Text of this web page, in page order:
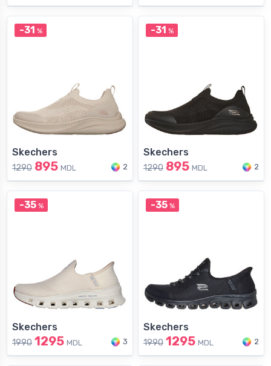
-31 %
Skechers
1290 895 MDL 2
-31 %
Skechers
1290 895 MDL 2
-35%
Skechers
1990 1295 MDL 3
-35%
Skechers
1990 1295 MDL 2